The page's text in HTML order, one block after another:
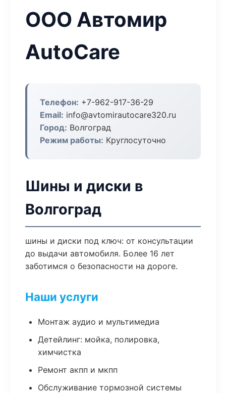
ООО Автомир
AutoCare
Телефон: +7-962-917-36-29
Email: info@avtomirautocare320.ru
Город: Волгоград
Режим работы: Круглосуточно
Шины и диски в
Волгоград
шины и диски под ключ: от консультации
до выдачи автомобиля. Более 16 лет
заботимся о безопасности на дороге.
Наши услуги
Монтаж аудио и мультимедиа
Детейлинг: мойка, полировка,
химчистка
Ремонт акпп и мкпп
Обслуживание тормозной системы